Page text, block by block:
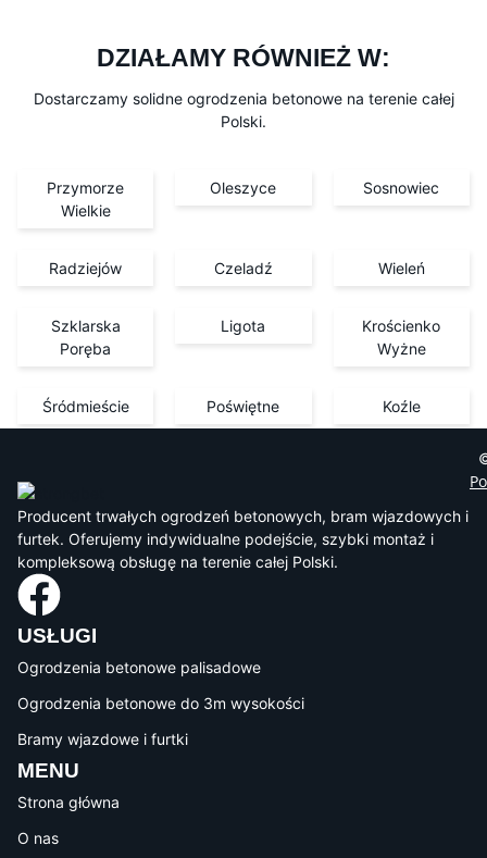
DZIAŁAMY RÓWNIEŻ W:
Dostarczamy solidne ogrodzenia betonowe na terenie całej
Polski.
Przymorze
Wielkie
Oleszyce Sosnowiec
Radziejów Czeladź Wieleń
Szklarska
Poręba
Ligota
Krościenko
Wyżne
Śródmieście Poświętne Koźle
Producent trwałych ogrodzeń betonowych, bram wjazdowych i
furtek. Oferujemy indywidualne podejście, szybki montaż i
kompleksową obsługę na terenie całej Polski.
USŁUGI
Ogrodzenia betonowe palisadowe
Ogrodzenia betonowe do 3m wysokości
Bramy wjazdowe i furtki
MENU
Strona główna
O nas